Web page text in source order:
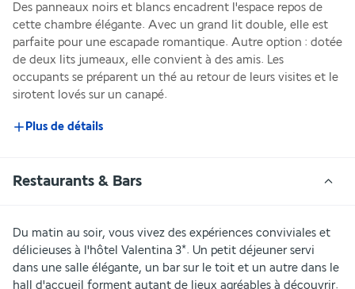
Des panneaux noirs et blancs encadrent l'espace repos de
cette chambre élégante. Avec un grand lit double, elle est
parfaite pour une escapade romantique. Autre option : dotée
de deux lits jumeaux, elle convient à des amis. Les
occupants se préparent un thé au retour de leurs visites et le
sirotent lovés sur un canapé.
Plus de détails
Restaurants & Bars
Du matin au soir, vous vivez des expériences conviviales et
délicieuses à l'hôtel Valentina 3*. Un petit déjeuner servi
dans une salle élégante, un bar sur le toit et un autre dans le
hall d'accueil forment autant de lieux agréables à découvrir.